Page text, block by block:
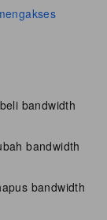
bandwidth
bandwidth
bandwidth